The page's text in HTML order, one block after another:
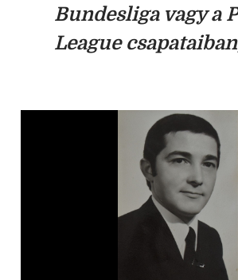
Bundesliga vagy a
League